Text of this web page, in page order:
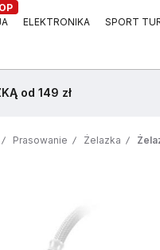
ELEKTRONIKA
SPORT
od 149 zł
Prasowanie Żelazka